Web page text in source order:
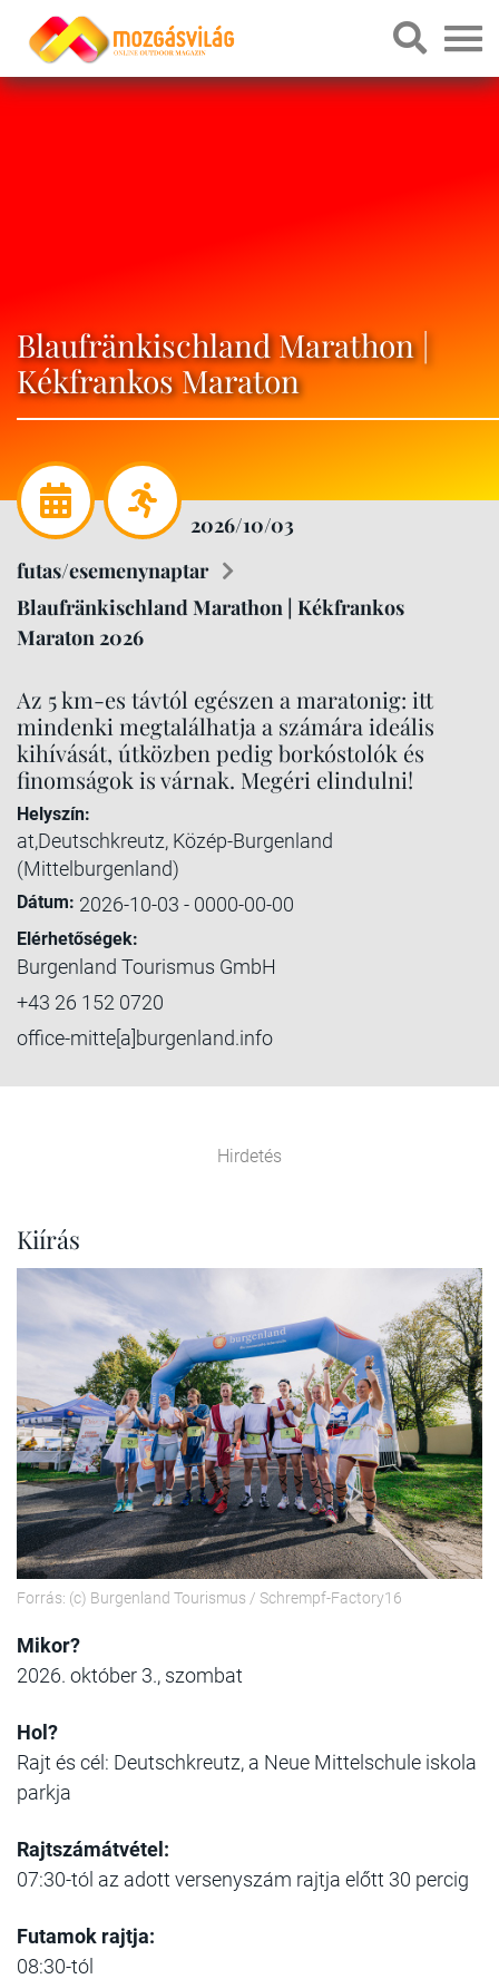
Blaufränkischland Marathon |
Kékfrankos Maraton
2026/10/03
futas/esemenynaptar
Blaufränkischland Marathon | Kékfrankos
Maraton 2026
Az 5 km-es távtól egészen a maratonig: itt
mindenki megtalálhatja a számára ideális
kihívását, útközben pedig borkóstolók és
finomságok is várnak. Megéri elindulni!
Helyszín:
at,Deutschkreutz, Közép-Burgenland
(Mittelburgenland)
Dátum: 2026-10-03 - 0000-00-00
Elérhetőségek:
Burgenland Tourismus GmbH
+43 26 152 0720
office-mitte[a]burgenland.info
Hirdetés
Kiírás
Forrás: (c) Burgenland Tourismus / Schrempf-Factory16
Mikor?
2026. október 3., szombat
Hol?
Rajt és cél: Deutschkreutz, a Neue Mittelschule iskola
parkja
Rajtszámátvétel:
07:30-tól az adott versenyszám rajtja előtt 30 percig
Futamok rajtja:
08:30-tól